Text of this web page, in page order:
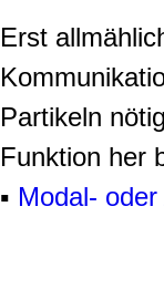
Erst
Partikeln
Funktion her
▪ Modal-